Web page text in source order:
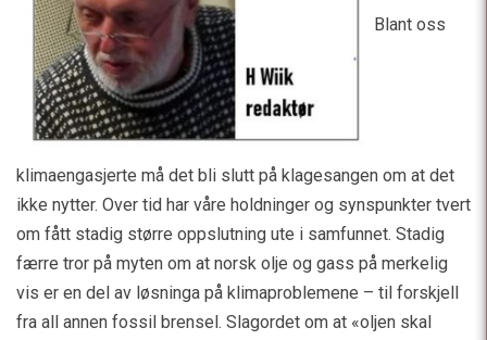
Blant oss
klimaengasjerte må det bli slutt på klagesangen om at det
ikke nytter. Over tid har våre holdninger og synspunkter tvert
om fått stadig større oppslutning ute i samfunnet. Stadig
færre tror på myten om at norsk olje og gass på merkelig
vis er en del av løsninga på klimaproblemene – til forskjell
fra all annen fossil brensel. Slagordet om at «oljen skal